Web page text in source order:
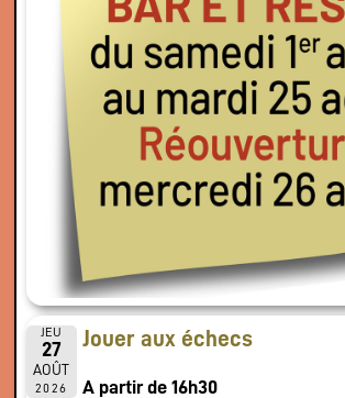
JEU
27
AOÛT
2026
Jouer aux échecs
A partir de 16h30